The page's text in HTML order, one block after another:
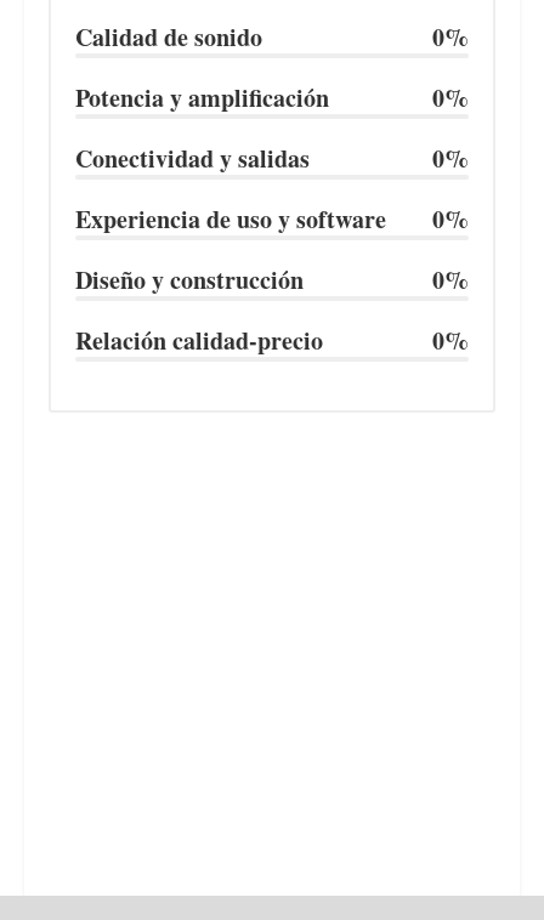
Calidad de sonido
0%
Potencia y amplificación
0%
Conectividad y salidas
0%
Experiencia de uso y software
0%
Diseño y construcción
0%
Relación calidad-precio
0%